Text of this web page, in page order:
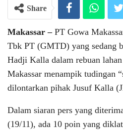
Share
Makassar – PT Gowa
Tbk PT (GMTD) yang sedang
Hadji Kalla dalam rebuan
Makassar menampik tudingan
dilontarkan pihak Jusuf Kalla
Dalam siaran pers yang
(19/11), ada 10 poin yang